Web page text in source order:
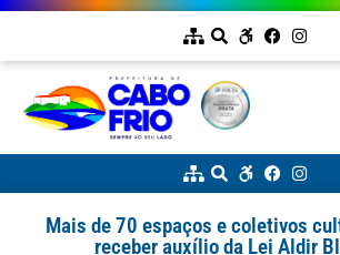
Mais de 70 espaços e coletivos
receber auxílio da Lei Aldir